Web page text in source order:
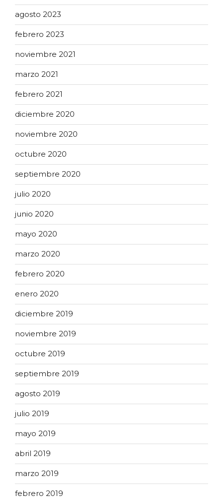
agosto 2023
febrero 2023
noviembre 2021
marzo 2021
febrero 2021
diciembre 2020
noviembre 2020
octubre 2020
septiembre 2020
julio 2020
junio 2020
mayo 2020
marzo 2020
febrero 2020
enero 2020
diciembre 2019
noviembre 2019
octubre 2019
septiembre 2019
agosto 2019
julio 2019
mayo 2019
abril 2019
marzo 2019
febrero 2019